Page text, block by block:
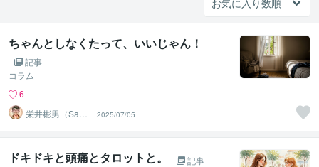
ちゃんとしなくたって、いいじゃん！
記事
コラム
6
栄井彬男（Sakai
Akio）
2025/07/05
ドキドキと頭痛とタロットと。
記事